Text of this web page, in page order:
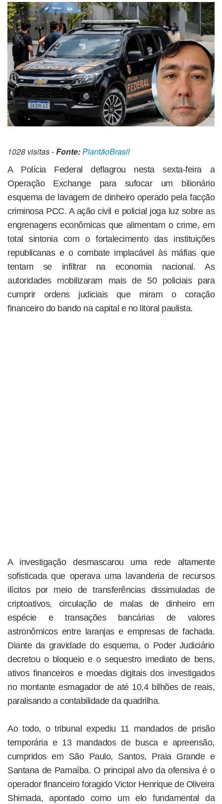
1028 visitas -Fonte:PlantãoBrasil
A Polícia Federal deflagrou nesta sexta-feira a
Operação Exchange para sufocar um bilionário
esquema de lavagem de dinheiro operado pela facção
criminosa PCC. A ação civil e policial joga luz sobre as
engrenagens econômicas que alimentam o crime, em
total sintonia com o fortalecimento das instituições
republicanas e o combate implacável às máfias que
tentam se infiltrar na economia nacional. As
autoridades mobilizaram mais de 50 policiais para
cumprir ordens judiciais que miram o coração
financeiro do bando na capital e no litoral paulista.
A investigação desmascarou uma rede altamente
sofisticada que operava uma lavanderia de recursos
ilícitos por meio de transferências dissimuladas de
criptoativos, circulação de malas de dinheiro em
espécie e transações bancárias de valores
astronômicos entre laranjas e empresas de fachada.
Diante da gravidade do esquema, o Poder Judiciário
decretou o bloqueio e o sequestro imediato de bens,
ativos financeiros e moedas digitais dos investigados
no montante esmagador de até 10,4 bilhões de reais,
paralisando a contabilidade da quadrilha.
Ao todo, o tribunal expediu 11 mandados de prisão
temporária e 13 mandados de busca e apreensão,
cumpridos em São Paulo, Santos, Praia Grande e
Santana de Parnaíba. O principal alvo da ofensiva é o
operador financeiro foragido Victor Henrique de Oliveira
Shimada, apontado como um elo fundamental da